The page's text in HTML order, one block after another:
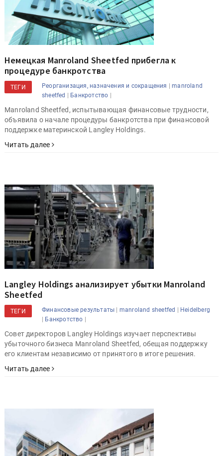
Немецкая Manroland Sheetfed прибегла к
процедуре банкротства
ТЕГИ Реорганизация, назначения и сокращения |manroland
sheetfed | Банкротство |
Manroland Sheetfed, испытывающая финансовые трудности,
объявила о начале процедуры банкротства при финансовой
поддержке материнской Langley Holdings.
Читать далее
Langley Holdings анализирует убытки Manroland
Sheetfed
ТЕГИ Финансовые результаты | manroland sheetfed | Heidelberg
| Банкротство |
Совет директоров Langley Holdings изучает перспективы
убыточного бизнеса Manroland Sheetfed, обещая поддержку
его клиентам независимо от принятого в итоге решения.
Читать далее